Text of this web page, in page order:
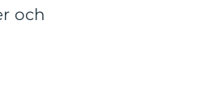
och